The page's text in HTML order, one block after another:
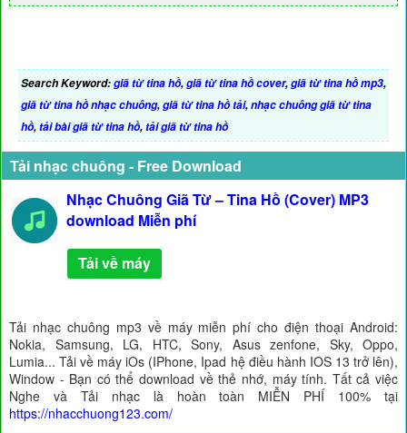
Search Keyword:giã từ tina hồ,giã từ tina hồ cover,giã từ tina hồ mp3,
giã từ tina hồ nhạc chuông,giã từ tina hồ tải,nhạc chuông giã từ tina
hồ,tải bài giã từ tina hồ,tải giã từ tina hồ
Tải nhạc chuông - Free Download
Nhạc Chuông Giã Từ – Tina Hồ (Cover) MP3
download Miễn phí
Tải về máy
Tải nhạc chuông mp3 về máy miễn phí cho điện thoại Android:
Nokia, Samsung, LG, HTC, Sony, Asus zenfone, Sky, Oppo,
Lumia... Tải về máy iOs (IPhone, Ipad hệ điều hành IOS 13 trở lên),
Window - Bạn có thể download về thẻ nhớ, máy tính. Tất cả việc
Nghe và Tải nhạc là hoàn toàn MIỄN PHÍ 100% tại
https://nhacchuong123.com/